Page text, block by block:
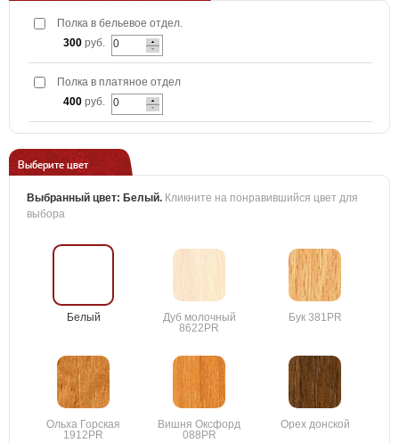
Полка в бельевое отдел.
300 руб.
Полка в платяное отдел
400 руб.
Выберите цвет
Выбранный цвет: Белый. Кликните на понравившийся цвет для
выбора
Белый
Дуб молочный
8622PR
Бук 381PR
Ольха Горская
1912PR
Вишня Оксфорд
088PR
Орех донской